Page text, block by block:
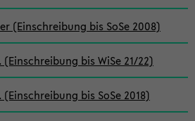
(Einschreibung bis SoSe 2008)
bis WiSe 21/22)
bis SoSe 2018)